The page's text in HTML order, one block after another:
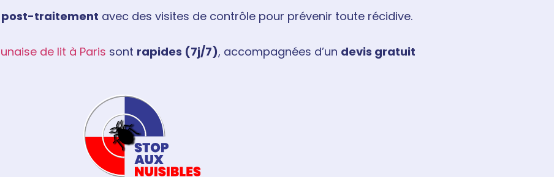
post-traitement avec des visites de contrôle pour prévenir toute récidive.
de lit à Paris sont rapides (7j/7), accompagnées d’un devis gratuit